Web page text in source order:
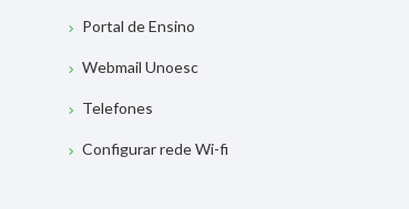
Portal de Ensino
Webmail Unoesc
Telefones
Configurar rede Wi-fi